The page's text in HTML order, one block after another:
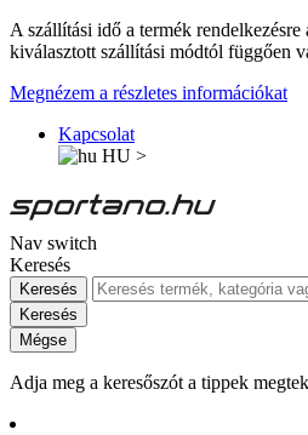
A szállítási idő a termék rendelkezésre
kiválasztott szállítási módtól függően
Megnézem a részletes információkat
Kapcsolat
HU >
Nav switch
Keresés
Keresés
Keresés
Mégse
Adja meg a keresőszót a tippek